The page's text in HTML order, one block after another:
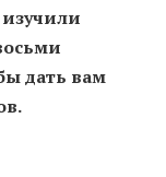
дать вам